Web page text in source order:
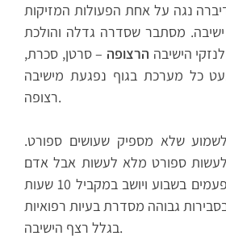
נגה על אחת הפעולות המזיקות
ישיבה. מסתבר שסדרה גדלה והולכת
הישיבה הרצופה – סרטן, סכרת,
כל מערכת בגוף נפגעת מישיבה
רצופה.
שלא מספיק שעושים ספורט.
ספורט מלא לעשות אבל אדם
שרץ נניח 10 ק"מ 3 פעמים בשבוע ויושב במקביל 10 שעות
גבוהה מסדרת בעיות רפואיות
בגלל רצף הישיבה.